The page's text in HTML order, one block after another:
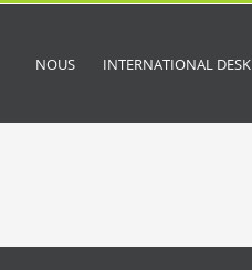
NOUS INTERNATIONAL DESK